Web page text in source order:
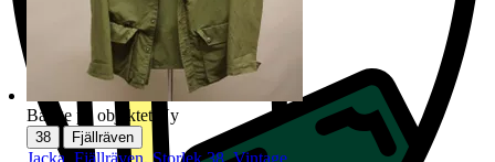
Badge på objektet: Ny
38 Fjällräven
Jacka, Fjällräven, Storlek 38, Vintage